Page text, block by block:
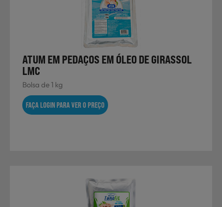
ATUM EM PEDAÇOS EM ÓLEO DE GIRASSOL
LMC
Bolsa de 1 kg
FAÇA LOGIN PARA VER O PREÇO